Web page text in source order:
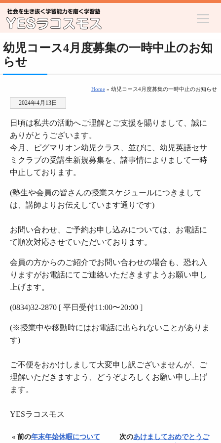
幼児コース4月度募集の一時中止のお知
らせ
Home » 幼児コース4月度募集の一時中止のお知らせ
2024年4月13日
日頃は私共の活動へご理解とご支援を賜りまして、誠に
ありがとうございます。
今月、ピグマリオン幼児クラス、並びに、幼児英語セサ
ミクラブの受講生新規募集を、諸事情によりまして一時
中止しております。
(塾生や会員の皆さんの授業スケジュールにつきまして
は、講師よりお伝えしています通りです)
お問い合わせ、ご予約お申し込みについては、お電話に
て順次対応させていただいております。
会員の方からのご紹介でお問い合わせの場合も、恐れ入
りますがお電話にてご連絡いただきますようお願い申し
上げます。
(0834)32-2870 [ 平日受付11:00〜20:00 ]
(※授業中や移動時にはお電話に出られないことがありま
す)
ご不便をおかけしまして大変申し訳ございませんが、ご
理解いただきますよう、どうぞよろしくお願い申し上げ
ます。
YESラコスモス
« 前の年末年始休暇について
次のあけましておめでとうご